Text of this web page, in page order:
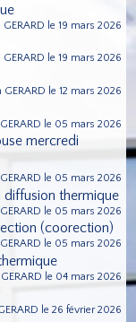
le 19 mars 2026
le 19 mars 2026
le 12 mars 2026
le 05 mars 2026
mercredi
le 05 mars 2026
thermique
le 05 mars 2026
(coorection)
le 05 mars 2026
le 04 mars 2026
le 26 février 2026